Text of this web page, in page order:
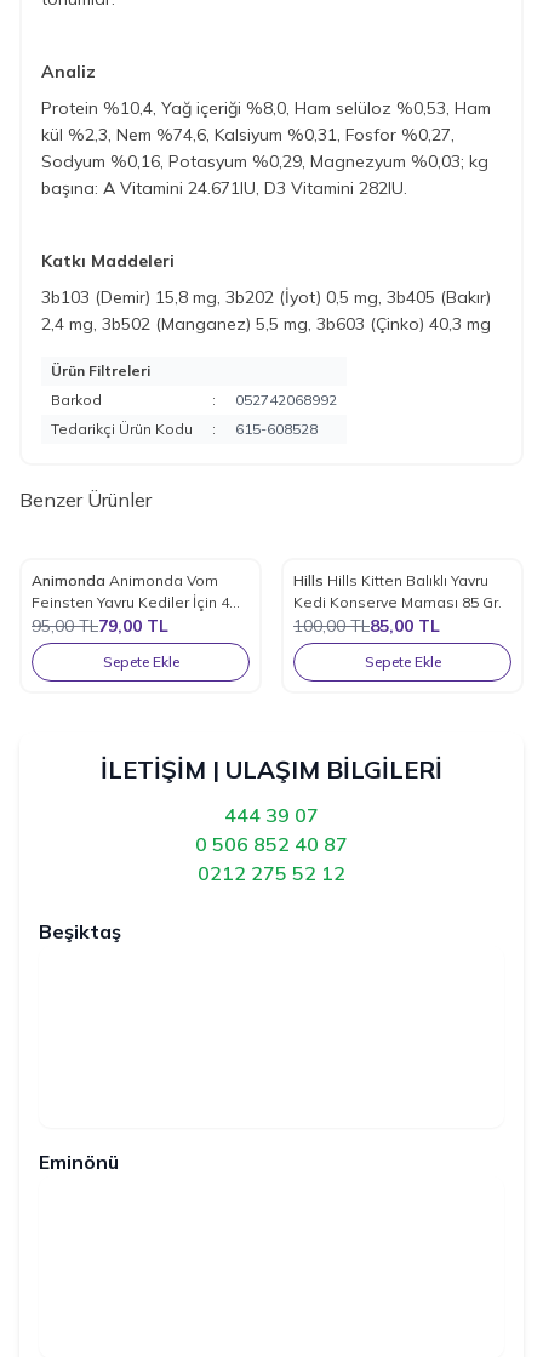
Analiz
Protein %10,4, Yağ içeriği %8,0, Ham selüloz %0,53, Ham
kül %2,3, Nem %74,6, Kalsiyum %0,31, Fosfor %0,27,
Sodyum %0,16, Potasyum %0,29, Magnezyum %0,03; kg
başına: A Vitamini 24.671IU, D3 Vitamini 282IU.
Katkı Maddeleri
3b103 (Demir) 15,8 mg, 3b202 (İyot) 0,5 mg, 3b405 (Bakır)
2,4 mg, 3b502 (Manganez) 5,5 mg, 3b603 (Çinko) 40,3 mg
Ürün Filtreleri
Barkod
:
052742068992
Tedarikçi Ürün Kodu
: 615-608528
Benzer Ürünler
%17
Favorilere Ekle
Animonda Animonda Vom
Feinsten Yavru Kediler İçin 4
Hafta Üzeri Kedi Konservesi
100 Gr.
95,00TL79,00 TL
Sepete Ekle
%15
Favorilere Ekle
Hills Hills Kitten Balıklı Yavru
Kedi Konserve Maması 85 Gr.
100,00TL85,00 TL
Sepete Ekle
İLETİŞİM | ULAŞIM BİLGİLERİ
444 39 07
0 506 852 40 87
0212 275 52 12
Beşiktaş
Eminönü